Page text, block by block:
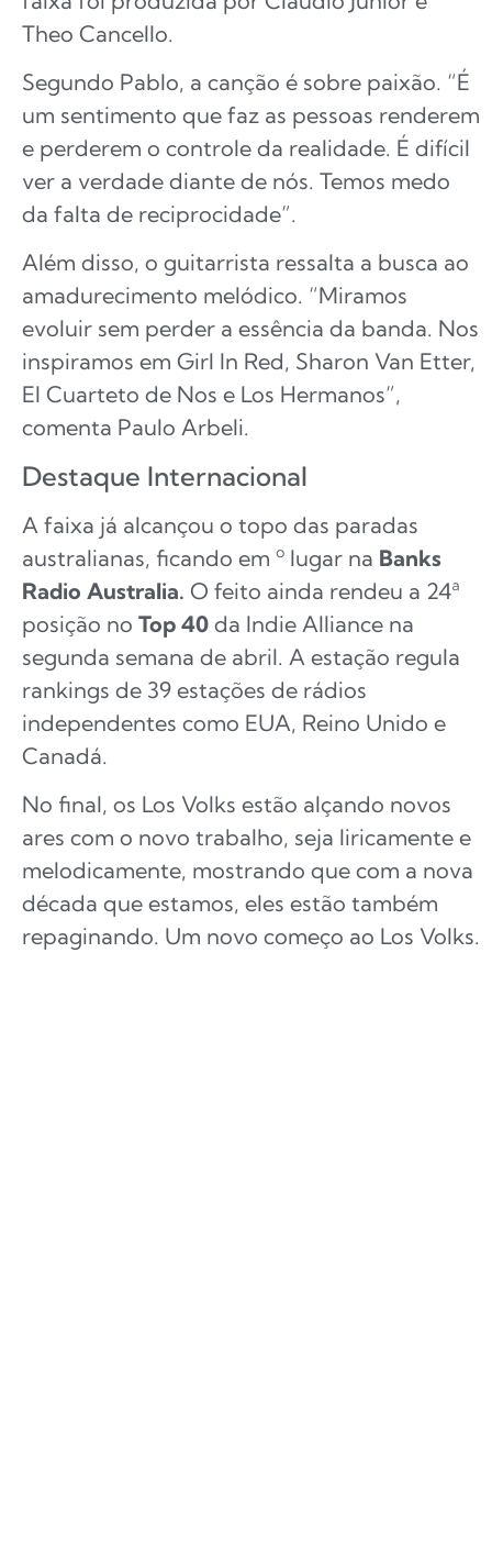
Theo Cancello.
Segundo Pablo, a canção é sobre paixão. “É
um sentimento que faz as pessoas renderem
e perderem o controle da realidade. É difícil
ver a verdade diante de nós. Temos medo
da falta de reciprocidade”.
Além disso, o guitarrista ressalta a busca ao
amadurecimento melódico. “Miramos
evoluir sem perder a essência da banda. Nos
inspiramos em Girl In Red, Sharon Van Etter,
El Cuarteto de Nos e Los Hermanos”,
comenta Paulo Arbeli.
Destaque Internacional
A faixa já alcançou o topo das paradas
australianas, ficando em º lugar na Banks
Radio Australia. O feito ainda rendeu a 24ª
posição no Top 40 da Indie Alliance na
segunda semana de abril. A estação regula
rankings de 39 estações de rádios
independentes como EUA, Reino Unido e
Canadá.
No final, os Los Volks estão alçando novos
ares com o novo trabalho, seja liricamente e
melodicamente, mostrando que com a nova
década que estamos, eles estão também
repaginando. Um novo começo ao Los Volks.